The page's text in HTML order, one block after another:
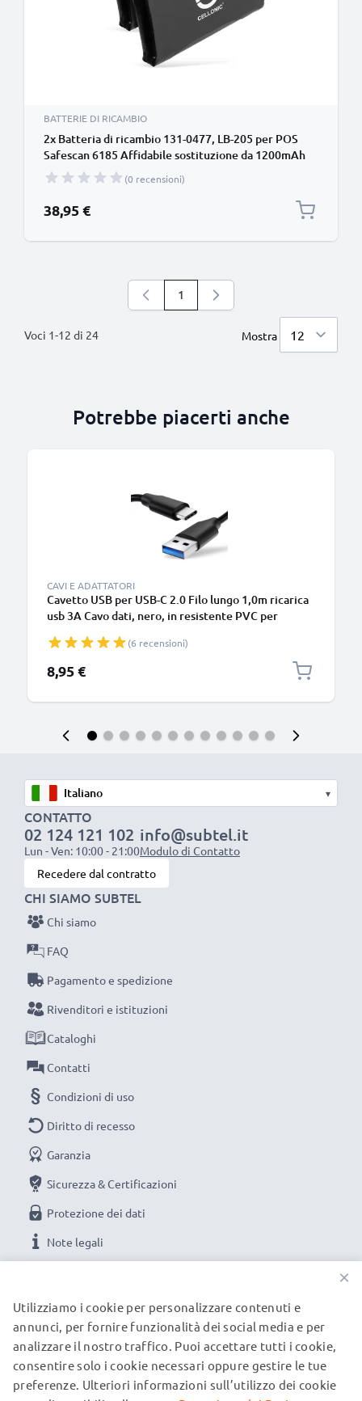
BATTERIE DI RICAMBIO
2x Batteria di ricambio 131-0477, LB-205 per POS
Safescan 6185 Affidabile sostituzione da 1200mAh
131-0477, LB-205 per terminale di pagamento
(0 recensioni)
38,95 €
Voci 1-12 di 24
Stai leggendo la pagina
1
Mostra
Potrebbe piacerti anche
CAVI E ADATTATORI
Cavetto USB per USB-C 2.0 Filo lungo 1,0m ricarica
usb 3A Cavo dati, nero, in resistente PVC per
fotocamera Canon, Panasonic Lumix, Sony
connettore tipo C
(6 recensioni)
8,95 €
▾
CONTATTO
02 124 121 102
Lun - Ven: 10:00 - 21:00
info@subtel.it
Modulo di Contatto
Recedere dal contratto
CHI SIAMO SUBTEL
Chi siamo
FAQ
Pagamento e spedizione
Rivenditori e istituzioni
Cataloghi
Contatti
Condizioni di uso
Diritto di recesso
Garanzia
Sicurezza & Certificazioni
Protezione dei dati
Note legali
I NOSTRI PARTNER DI SPEDIZIONE
×
Utilizziamo i cookie per personalizzare contenuti e
annunci, per fornire funzionalità dei social media e per
analizzare il nostro traffico. Puoi accettare tutti i cookie,
consentire solo i cookie necessari oppure gestire le tue
preferenze. Ulteriori informazioni sull’utilizzo dei cookie